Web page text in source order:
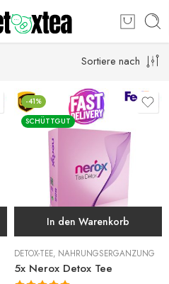
Sortiere nach
-41%
SCHÜTTGUT
In den Warenkorb
DETOX-TEE, NAHRUNGSERGÄNZUNG
5x Nerox Detox Tee